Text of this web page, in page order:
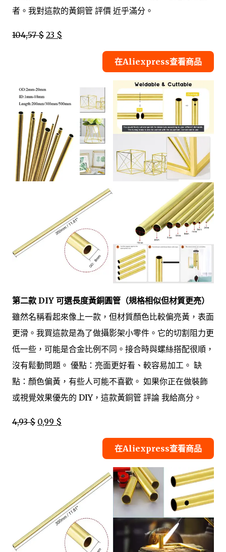
者。我對這款的黃銅管 評價 近乎滿分。
104,57 $ 23 $
在Aliexpress查看商品
第二款 DIY 可選長度黃銅圓管（規格相似但材質更亮）
雖然名稱看起來像上一款，但材質顏色比較偏亮黃，表面
更滑。我買這款是為了做攝影架小零件。它的切割阻力更
低一些，可能是合金比例不同。接合時與螺絲搭配很順，
沒有鬆動問題。 優點：亮面更好看、較容易加工。 缺
點：顏色偏黃，有些人可能不喜歡。 如果你正在做裝飾
或視覺效果優先的 DIY，這款黃銅管 評論 我給高分。
4,93 $ 0,99 $
在Aliexpress查看商品